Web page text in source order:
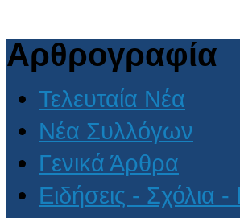
Αρθρογραφία
Τελευταία Νέα
Νέα Συλλόγων
Γενικά Άρθρα
Ειδήσεις - Σχόλια -